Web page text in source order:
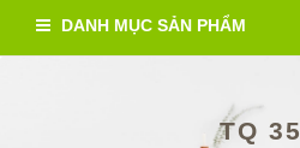
DANH MỤC SẢN PHẨM
TQ 35